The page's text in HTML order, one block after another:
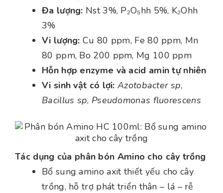
Đa lượng: Nst 3%, P₂O₅hh 5%, K₂Ohh
3%
Vi lượng: Cu 80 ppm, Fe 80 ppm, Mn
80 ppm, Bo 200 ppm, Mg 100 ppm
Hỗn hợp enzyme và acid amin tự nhiên
Vi sinh vật có lợi: Azotobacter sp,
Bacillus sp, Pseudomonas fluorescens
Tác dụng của phân bón Amino cho cây trồng
Bổ sung amino axit thiết yếu cho cây
trồng, hỗ trợ phát triển thân – lá – rễ